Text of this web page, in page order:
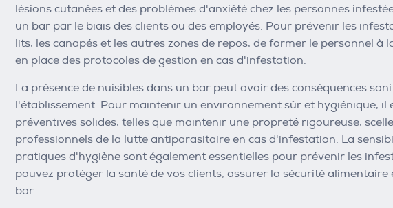
lésions cutanées et des problèmes d'anxiété chez les personnes
un bar par le biais des clients ou des employés. Pour prévenir les
lits, les canapés et les autres zones de repos, de former le personnel
en place des protocoles de gestion en cas d'infestation.
La présence de nuisibles dans un bar peut avoir des conséquences
l'établissement. Pour maintenir un environnement sûr et hygiénique, il
préventives solides, telles que maintenir une propreté rigoureuse,
professionnels de la lutte antiparasitaire en cas d'infestation. La
pratiques d'hygiène sont également essentielles pour prévenir les
pouvez protéger la santé de vos clients, assurer la sécurité
bar.